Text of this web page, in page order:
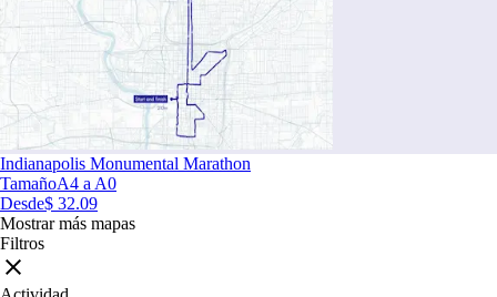
Indianapolis Monumental Marathon
TamañoA4 a A0
Desde$ 32.09
Mostrar más mapas
Filtros